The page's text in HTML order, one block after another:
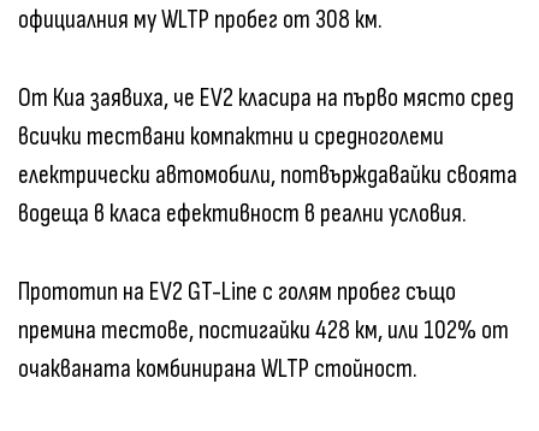
официалния му WLTP пробег от 308 км.
От Киа заявиха, че EV2 класира на първо място сред
всички тествани компактни и средноголеми
електрически автомобили, потвърждавайки своята
водеща в класа ефективност в реални условия.
Прототип на EV2 GT-Line с голям пробег също
премина тестове, постигайки 428 км, или 102% от
очакваната комбинирана WLTP стойност.